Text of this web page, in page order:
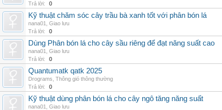
Trả lời:
0
Kỹ thuật chăm sóc cây trầu bà xanh tốt với phân bón lá
nana01
Giao lưu
Trả lời:
0
Dùng Phân bón lá cho cây sầu riêng để đạt năng suất cao
nana01
Giao lưu
Trả lời:
0
Quantumatk qatk 2025
Drograms Thông gió thông thường
Trả lời:
0
Kỹ thuật dùng phân bón lá cho cây ngô tăng năng suất
nana01
Giao lưu